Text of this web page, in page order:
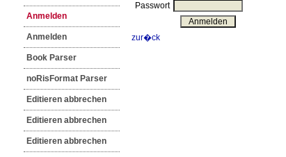
Anmelden
Anmelden
Book Parser
noRisFormat Parser
Editieren abbrechen
Editieren abbrechen
Editieren abbrechen
Passwort
zur�ck